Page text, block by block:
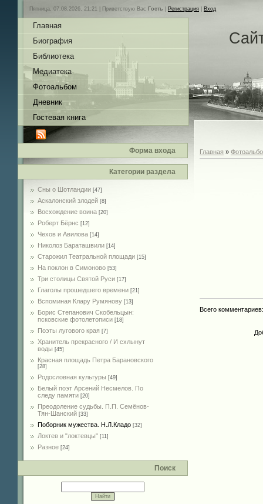
Пятница, 07.08.2026, 21:21 | Приветствую Вас Гость Регистрация Вход
Главная
Биография
Библиотека
Медиатека
Фотоальбом
Дневник
Гостевая книга
Форма входа
Категории раздела
Сны о Шотландии [47]
Аскалонский злодей [8]
Восхождение воина [20]
Роберт Бёрнс [12]
Чехов и Авилова [14]
Николоз Бараташвили [14]
Cтарожил Театральной площади [15]
На поклон в Симоново [53]
Три столицы Святой Руси [17]
Глаголы прошедшего времени [21]
Вспоминая Клару Румянову [13]
Борис Степанович Скобельцын:
псковские фотолетописи [18]
Поэты лугового края [7]
Хранитель прекрасного / И схлынут
воды [45]
Красная площадь Петра Барановского
[28]
Родословная культуры [49]
Белый поэт Арсений Несмелов. По
следу памяти [20]
Преодоление судьбы. П.П. Семёнов-
Тян-Шанский [33]
Поборник мужества. Н.Л.Кладо [32]
Локтев и "локтевцы" [11]
Разное [24]
Поиск
Главная »
Всего комментариев